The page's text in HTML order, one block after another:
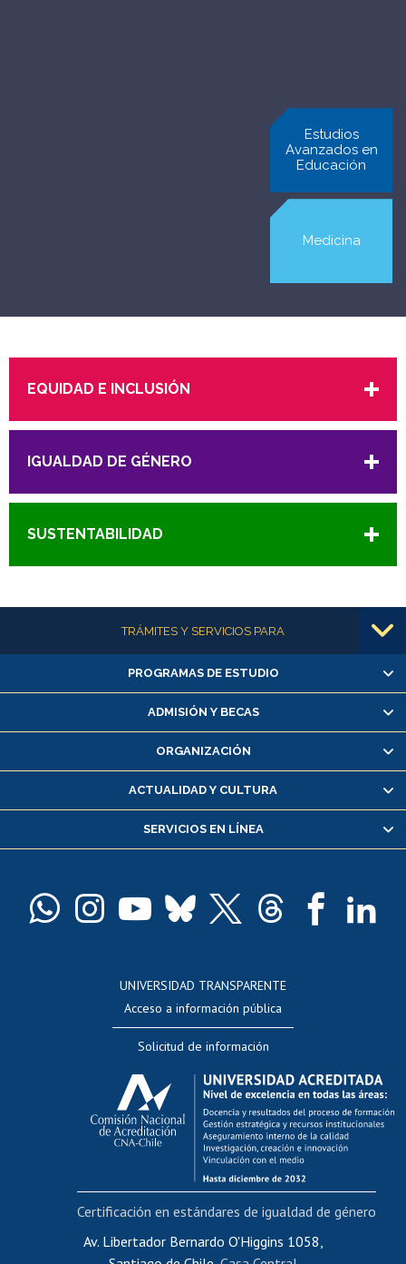
Estudios
Avanzados en
Educación
Medicina
EQUIDAD E INCLUSIÓN
IGUALDAD DE GÉNERO
SUSTENTABILIDAD
Más informaciónTRÁMITES Y SERVICIOS PARA
Alumnas/os y exalumnas/os
Matrícula en línea
Inscripción y cambio de asignaturas
Consulta y certificado de notas
Servicio médico y dental
Pago de arancel y crédito alumnos
Docentes
Evaluación docente
Calificación académica
Postulación al AUCAI
Funcionarias/os
Cursos internos de capacitación
Bienestar del personal
Portal de movilidad interna
Certificado de renta
PROGRAMAS DE ESTUDIO
ADMISIÓN Y BECAS
ORGANIZACIÓN
ACTUALIDAD Y CULTURA
SERVICIOS EN LÍNEA
UNIVERSIDAD TRANSPARENTE
Acceso a información pública
Solicitud de información
Av. Libertador Bernardo O'Higgins 1058,
Certificación en estándares de igualdad de género